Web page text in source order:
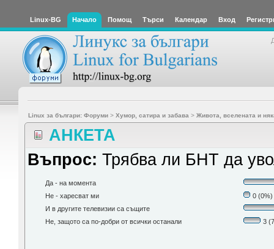
Linux-BG Начало Помощ Търси Календар Вход
Linux за българи: Форуми> Хумор, сатира и забава > Живота, вселената и
АНКЕТА
Въпрос:Трябва ли БНТ да
Да - на момента
Не - харесват ми
0 (0%)
И в другите телевизии са същите
Не, защото са по-добри от всички останали
3